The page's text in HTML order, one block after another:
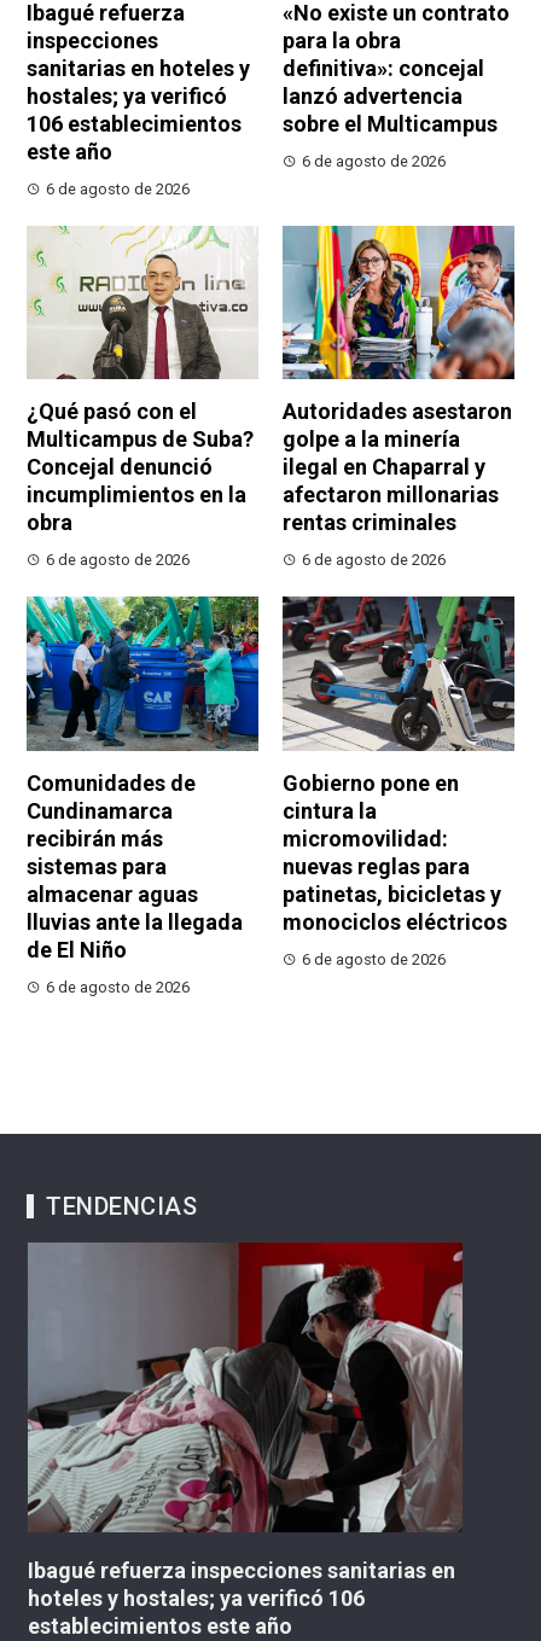
Ibagué refuerza
inspecciones
sanitarias en hoteles y
hostales; ya verificó
106 establecimientos
este año
6 de agosto de 2026
«No existe un contrato
para la obra
definitiva»: concejal
lanzó advertencia
sobre el Multicampus
6 de agosto de 2026
¿Qué pasó con el
Multicampus de Suba?
Concejal denunció
incumplimientos en la
obra
6 de agosto de 2026
Autoridades asestaron
golpe a la minería
ilegal en Chaparral y
afectaron millonarias
rentas criminales
6 de agosto de 2026
Comunidades de
Cundinamarca
recibirán más
sistemas para
almacenar aguas
lluvias ante la llegada
de El Niño
6 de agosto de 2026
Gobierno pone en
cintura la
micromovilidad:
nuevas reglas para
patinetas, bicicletas y
monociclos eléctricos
6 de agosto de 2026
TENDENCIAS
sanitarias en
106
«No existe un contrato para
concejal lanzó advertencia
Multicampus